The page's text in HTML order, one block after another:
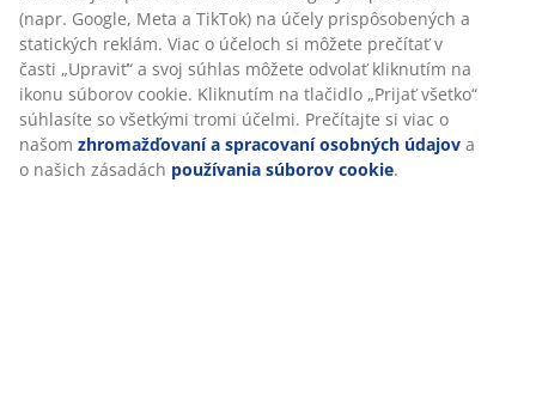
platí, že čím ste ťažší, tým tvrdší by mal byť váš matrac
a naopak. Matrac by mal byť dostatočne tvrdý alebo
mäkký na to, aby bola vaša chrbtica zarovnaná.
1 vrchný matrac s polyuretánovou penou
Polyuretánová pena je bežne používaný typ peny, ktorá
poskytuje pevnú oporu a je vhodná pre každodenný
odvolať kliknutím na ikonu súborov cookie. Kliknutím
na tlačidlo „Prijať všetko“ súhlasíte so všetkými tromi
účelmi. Prečítajte si viac o našomzhromažďovaní a
spracovaní osobných údajova o našich zásadách
používania súborov cookie.